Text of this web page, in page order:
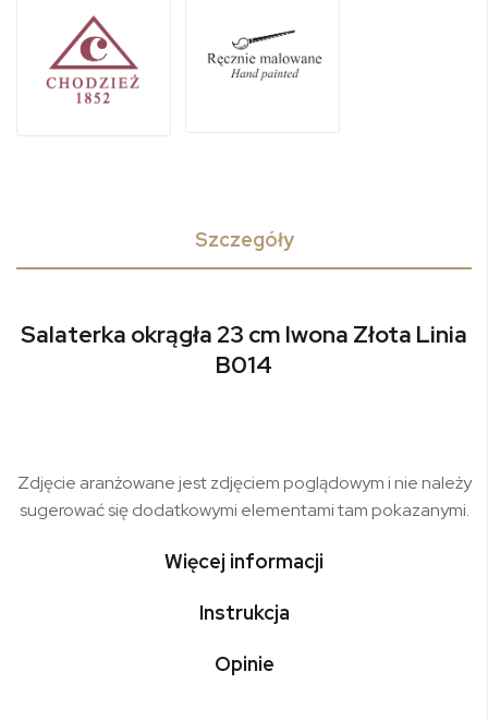
Szczegóły
Salaterka okrągła 23 cm Iwona Złota Linia
B014
Zdjęcie aranżowane jest zdjęciem poglądowym i nie należy
sugerować się dodatkowymi elementami tam pokazanymi.
Więcej informacji
Instrukcja
Opinie